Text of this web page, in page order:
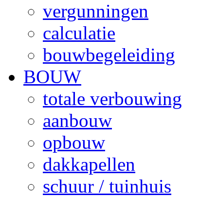
vergunningen
calculatie
bouwbegeleiding
BOUW
totale verbouwing
aanbouw
opbouw
dakkapellen
schuur / tuinhuis